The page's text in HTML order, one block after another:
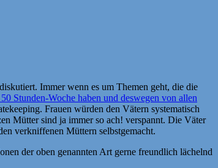
diskutiert. Immer wenn es um Themen geht, die die
Stunden-Woche haben und deswegen von allen
Frauen würden den Vätern systematisch
Mütter sind ja immer so ach! verspannt. Die Väter
verkniffenen Müttern selbstgemacht.
der oben genannten Art gerne freundlich lächelnd